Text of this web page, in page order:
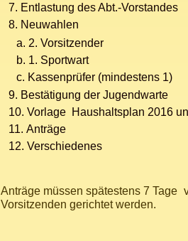
Entlastung des Abt.-Vorstandes
Neuwahlen
2. Vorsitzender
1. Sportwart
Kassenprüfer (mindestens 1)
Bestätigung der Jugendwarte
Vorlage Haushaltsplan 2016
Anträge
Verschiedenes
Anträge müssen spätestens 7 Tage
Vorsitzenden gerichtet werden.